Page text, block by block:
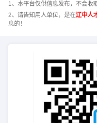
1、本平台仅供信息发布，不会收
2、请告知用人单位，是在辽中人
息的！